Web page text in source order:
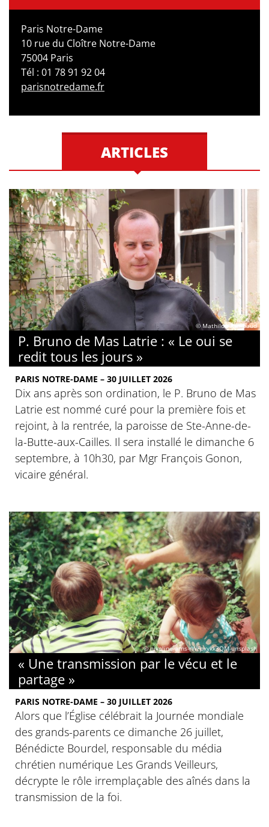
Paris Notre-Dame
10 rue du Cloître Notre-Dame
75004 Paris
Tél : 01 78 91 92 04
parisnotredame.fr
ARTICLES
© Mathilde Rambaud
P. Bruno de Mas Latrie : « Le oui se
redit tous les jours »
PARIS NOTRE-DAME – 30 JUILLET 2026
Dix ans après son ordination, le P. Bruno de Mas
Latrie est nommé curé pour la première fois et
rejoint, à la rentrée, la paroisse de Ste-Anne-de-
la-Butte-aux-Cailles. Il sera installé le dimanche 6
septembre, à 10h30, par Mgr François Gonon,
vicaire général.
© nikoline-arns-rWFpxykk3QM-unsplash
« Une transmission par le vécu et le
partage »
PARIS NOTRE-DAME – 30 JUILLET 2026
Alors que l’Église célébrait la Journée mondiale
des grands-parents ce dimanche 26 juillet,
Bénédicte Bourdel, responsable du média
chrétien numérique Les Grands Veilleurs,
décrypte le rôle irremplaçable des aînés dans la
transmission de la foi.